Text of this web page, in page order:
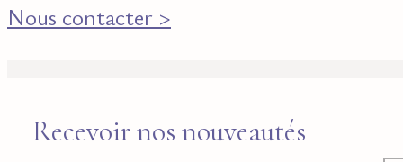
Nous contacter >
Recevoir nos nouveautés